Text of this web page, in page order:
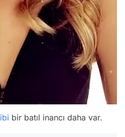
bir batıl inancı daha var.